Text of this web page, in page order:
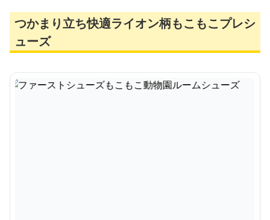
つかまり立ち快適ライオン柄もこもこプレシ
ューズ